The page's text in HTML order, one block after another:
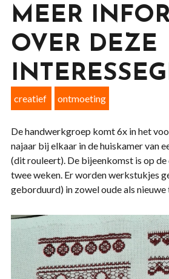
MEER
OVER DEZE
creatief ontmoeting
De handwerkgroep komt 6x in het
najaar bij elkaar in de huiskamer van
(dit rouleert). De bijeenkomst is op
twee weken. Er worden werkstukjes
geborduurd) in zowel oude als nieuwe